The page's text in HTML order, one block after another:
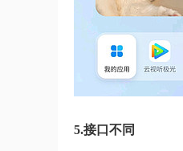
5.接口不同